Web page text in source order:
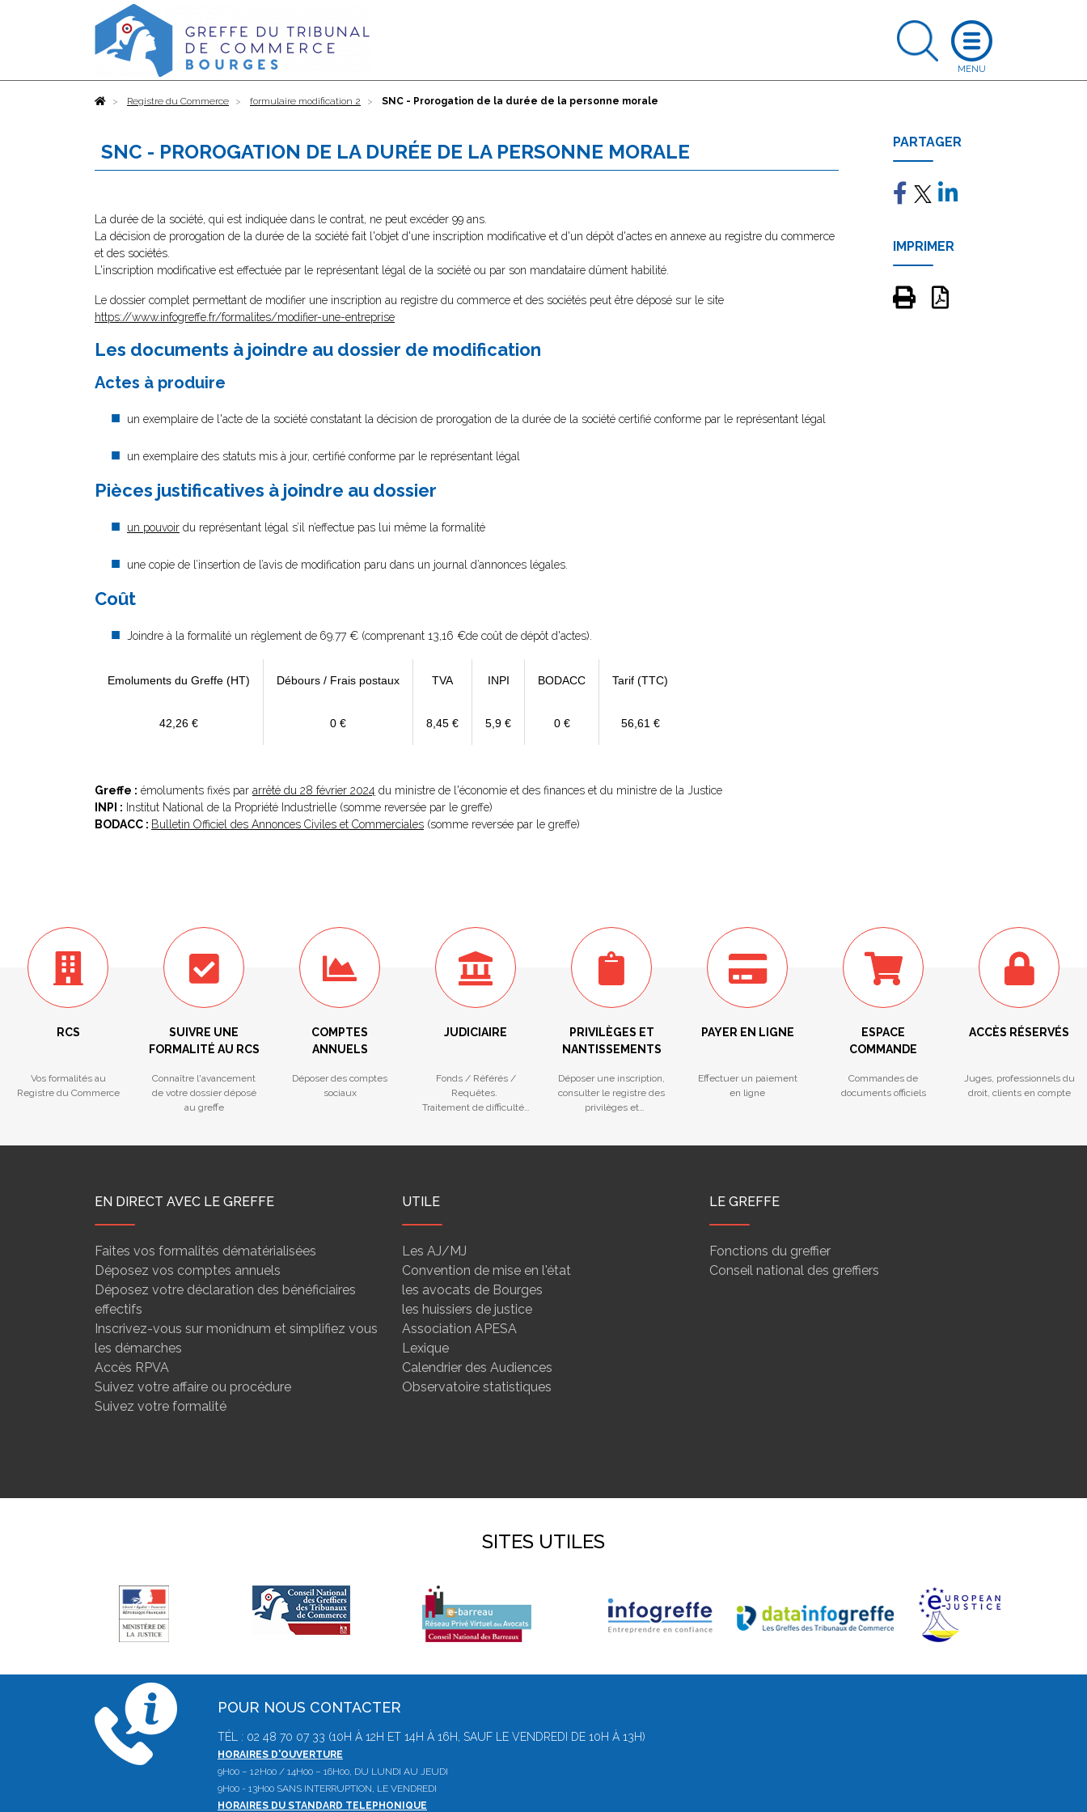
AccueilRegistre du Commerce formulaire modification 2 SNC - Prorogation de la durée de la personne morale
SNC - PROROGATION DE LA DURÉE DE LA PERSONNE MORALE
La durée de la société, qui est indiquée dans le contrat, ne peut excéder 99 ans.
La décision de prorogation de la durée de la société fait l'objet d'une inscription modificative et d'un dépôt d'actes en annexe au registre du commerce
et des sociétés.
L'inscription modificative est effectuée par le représentant légal de la société ou par son mandataire dûment habilité.
Le dossier complet permettant de modifier une inscription au registre du commerce et des sociétés peut être déposé sur le site
https://www.infogreffe.fr/formalites/modifier-une-entreprise
Les documents à joindre au dossier de modification
Actes à produire
un exemplaire de l'acte de la société constatant la décision de prorogation de la durée de la société certifié conforme par le représentant légal
un exemplaire des statuts mis à jour, certifié conforme par le représentant légal
Pièces justificatives à joindre au dossier
un pouvoir du représentant légal s’il n’effectue pas lui même la formalité
une copie de l’insertion de l’avis de modification paru dans un journal d’annonces légales.
Coût
Joindre à la formalité un règlement de 69.77 € (comprenant 13,16 €de coût de dépôt d'actes).
Emoluments du Greffe (HT) Débours / Frais postaux TVA INPI BODACC Tarif (TTC)
42,26 € 0 € 8,45 € 5,9 € 0 € 56,61 €
Greffe : émoluments fixés par arrêté du 28 février 2024 du ministre de l'économie et des finances et du ministre de la Justice
INPI : Institut National de la Propriété Industrielle (somme reversée par le greffe)
BODACC : Bulletin Officiel des Annonces Civiles et Commerciales (somme reversée par le greffe)
PARTAGER
IMPRIMER
RCS
Vos formalités au
Registre du Commerce
SUIVRE UNE
FORMALITÉ AU RCS
Connaître l'avancement
de votre dossier déposé
au greffe
COMPTES
ANNUELS
Déposer des comptes
sociaux
JUDICIAIRE
Fonds / Référés /
Requêtes.
Traitement de difficultés
PRIVILÈGES ET
NANTISSEMENTS
Déposer une inscription,
consulter le registre des
privilèges et
PAYER EN LIGNE
Effectuer un paiement
en ligne
ESPACE
COMMANDE
Commandes de
documents officiels
ACCÈS RÉSERVÉS
Juges, professionnels du
droit, clients en compte
EN DIRECT AVEC LE GREFFE
Faites vos formalités dématérialisées
Déposez vos comptes annuels
Déposez votre déclaration des bénéficiaires
effectifs
Inscrivez-vous sur monidnum et simplifiez vous
les démarches
Accès RPVA
Suivez votre affaire ou procédure
Suivez votre formalité
UTILE
Les AJ/MJ
Convention de mise en l'état
les avocats de Bourges
les huissiers de justice
Association APESA
Lexique
Calendrier des Audiences
Observatoire statistiques
LE GREFFE
Fonctions du greffier
Conseil national des greffiers
SITES UTILES
POUR NOUS CONTACTER
TÉL : 02 48 70 07 33 (10H À 12H ET 14H À 16H, SAUF LE VENDREDI DE 10H À 13H)
HORAIRES D'OUVERTURE
9H00 – 12H00 / 14H00 – 16H00, DU LUNDI AU JEUDI
9H00 - 13H00 SANS INTERRUPTION, LE VENDREDI
HORAIRES DU STANDARD TELEPHONIQUE